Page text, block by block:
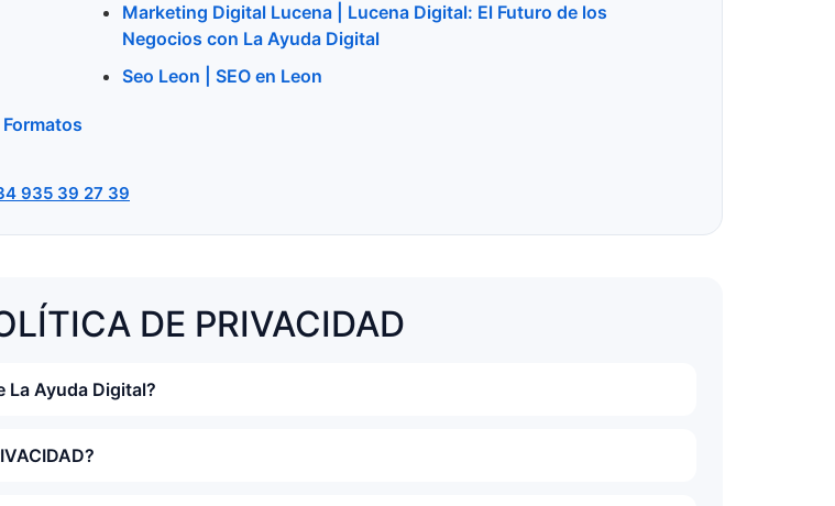
Marketing Digital Lucena | Lucena Digital: El Futuro de los
Negocios con La Ayuda Digital
Seo Leon | SEO en Leon
935 39 27 39
DE PRIVACIDAD
La Ayuda Digital?